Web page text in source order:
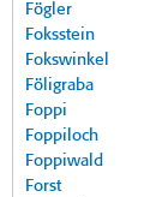
Fögler
Foksstein
Fokswinkel
Föligraba
Foppi
Foppiloch
Foppiwald
Forst